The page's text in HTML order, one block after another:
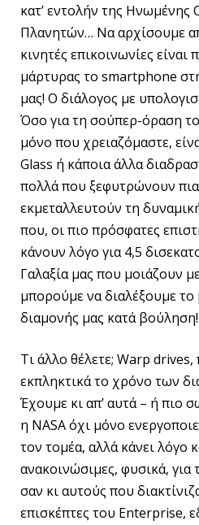
κατ’ εντολήν της Ηνωμένης
Πλανητών… Να αρχίσουμε
κινητές επικοινωνίες
μάρτυρας το smartphone
μας! Ο διάλογος με
Όσο για τη σούπερ-όραση
μόνο που χρειαζόμαστε,
Glass ή κάποια άλλα
πολλά που ξεφυτρώνουν
εκμεταλλευτούν τη
που, οι πιο πρόσφατες
κάνουν λόγο για 4,5
Γαλαξία μας που μοιάζουν
μπορούμε να διαλέξουμε το
διαμονής μας κατά βούληση!
Τι άλλο θέλετε; Warp
εκπληκτικά το χρόνο των
Έχουμε κι απ’ αυτά – ή πιο
η NASA όχι μόνο
τον τομέα, αλλά κάνει λόγο
ανακοινώσιμες, φυσικά,
σαν κι αυτούς που
επισκέπτες του Enterprise,